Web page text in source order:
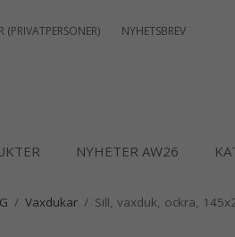
(PRIVATPERSONER)
NYHETSBREV
NYHETER AW26
/ Vaxdukar / Sill, vaxduk, ockra,